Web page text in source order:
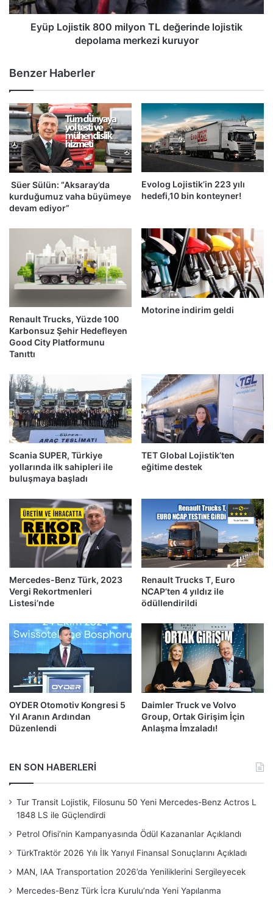
merkezi
kuruyorEyüp Lojistik 800 milyon TL değerinde lojistik
depolama merkezi kuruyor
Benzer Haberler
Süer Sülün: “Aksaray’da
kurduğumuz vaha büyümeye
devam ediyor”
Evolog Lojistik’in 223 yılı
hedefi,10 bin konteyner!
Renault Trucks, Yüzde 100
Karbonsuz Şehir Hedefleyen
Good City Platformunu
Tanıttı
Motorine indirim geldi
Scania SUPER, Türkiye
yollarında ilk sahipleri ile
buluşmaya başladı
TET Global Lojistik’ten
eğitime destek
Mercedes-Benz Türk, 2023
Vergi Rekortmenleri
Listesi’nde
Renault Trucks T, Euro
NCAP’ten 4 yıldız ile
ödüllendirildi
OYDER Otomotiv Kongresi 5
Yıl Aranın Ardından
Düzenlendi
Daimler Truck ve Volvo
Group, Ortak Girişim İçin
Anlaşma İmzaladı!
EN SON HABERLERİ
Tur Transit Lojistik, Filosunu 50 Yeni Mercedes-Benz Actros L
1848 LS ile Güçlendirdi
Petrol Ofisi’nin Kampanyasında Ödül Kazananlar Açıklandı
TürkTraktör 2026 Yılı İlk Yarıyıl Finansal Sonuçlarını Açıkladı
MAN, IAA Transportation 2026’da Yeniliklerini Sergileyecek
Mercedes-Benz Türk İcra Kurulu’nda Yeni Yapılanma